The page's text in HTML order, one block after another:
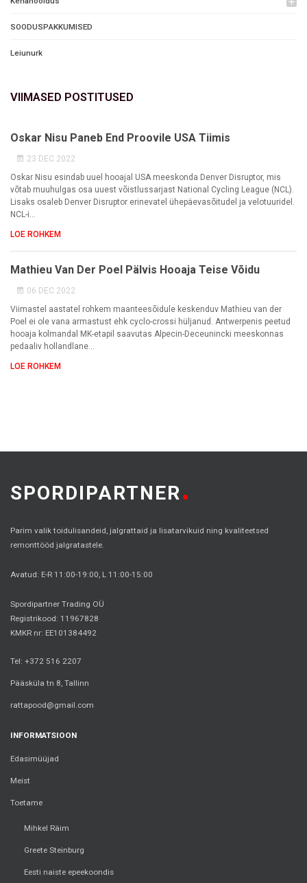
SOODUSPAKKUMISED
Leiunurk
VIIMASED POSTITUSED
Oskar Nisu Paneb End Proovile USA Tiimis
23 DEC 2022
Oskar Nisu esindab uuel hooajal USA meeskonda Denver Disruptor, mis
võtab muuhulgas osa uuest võistlussarjast National Cycling League (NCL).
Lisaks osaleb Denver Disruptor erinevatel ühepäevasõitudel ja velotuuridel.
NCL-i...
LOE ROHKEM
Mathieu Van Der Poel Pälvis Hooaja Teise Võidu
06 DEC 2022
Viimastel aastatel rohkem maanteesõidule keskenduv Mathieu van der
Poel ei ole vana armastust ehk cyclo-crossi hüljanud. Antwerpenis peetud
hooaja kolmandal MK-etapil saavutas Alpecin-Deceunincki meeskonnas
pedaaliv hollandlane...
LOE ROHKEM
SPORDIPARTNER
Parim valik toidulisandeid, jalgrattaid ja lisatarvikuid ning kvaliteetsed
remonttööd jalgratastele.
Avatud: E-R 11:00-19:00, L 11:00-15:00
Spordipartner Trading OÜ
Registrikood: 11967828
KMKR nr: EE101384492
Tel: +372 516 2207
Pääsküla tn 8, Tallinn
rattapood@gmail.com
INFORMATSIOON
Edasimüüjad
Meist
Toetame
Mihkel Räim
Greete Steinburg
Eesti naiste epeekoondis